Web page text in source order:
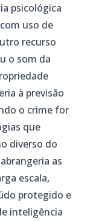
psicológica
uso de
recurso
o som da
à previsão
o crime for
que
diverso do
as
escala,
protegido e
inteligência